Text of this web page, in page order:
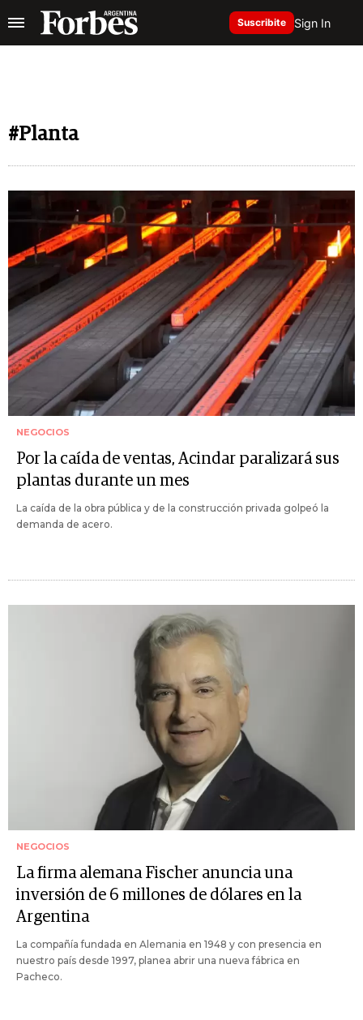
Suscribite Sign In
#Planta
NEGOCIOS
Por la caída de ventas, Acindar paralizará sus
plantas durante un mes
La caída de la obra pública y de la construcción privada golpeó la
demanda de acero.
NEGOCIOS
La firma alemana Fischer anuncia una
inversión de 6 millones de dólares en la
Argentina
La compañía fundada en Alemania en 1948 y con presencia en
nuestro país desde 1997, planea abrir una nueva fábrica en
Pacheco.